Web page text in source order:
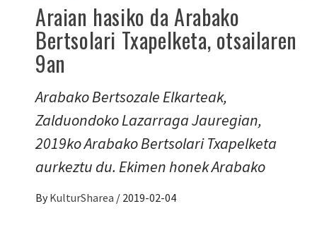
Araian hasiko da Arabako
Bertsolari Txapelketa, otsailaren
9an
Arabako Bertsozale Elkarteak,
Zalduondoko Lazarraga Jauregian,
2019ko Arabako Bertsolari Txapelketa
aurkeztu du. Ekimen honek Arabako
By KulturSharea / 2019-02-04